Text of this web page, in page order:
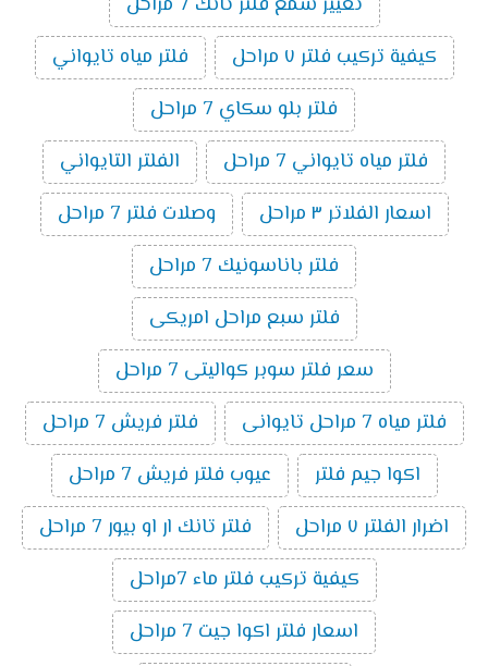
كيفية تركيب فلتر ٧ مراحل
فلتر مياه تايواني
فلتر بلو سكاي 7 مراحل
فلتر مياه تايواني 7 مراحل
الفلتر التايواني
اسعار الفلاتر ٣ مراحل
وصلات فلتر 7 مراحل
فلتر باناسونيك 7 مراحل
فلتر سبع مراحل امريكى
سعر فلتر سوبر كواليتى 7 مراحل
فلتر مياه 7 مراحل تايوانى
فلتر فريش 7 مراحل
اكوا جيم فلتر
عيوب فلتر فريش 7 مراحل
اضرار الفلتر ٧ مراحل
فلتر تانك ار او بيور 7 مراحل
كيفية تركيب فلتر ماء 7مراحل
اسعار فلتر اكوا جيت 7 مراحل